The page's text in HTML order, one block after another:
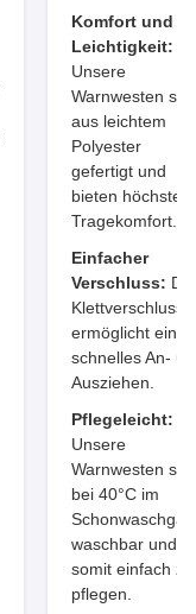
Komfort und
Leichtigkeit:
Unsere
Warnwesten
aus leichtem
Polyester
gefertigt und
bieten höchsten
Tragekomfort.
Einfacher
Verschluss:
Klettverschluss
ermöglicht ein
schnelles An-
Ausziehen.
Pflegeleicht:
Unsere
Warnwesten
bei 40°C im
waschbar und
somit einfach zu
pflegen.